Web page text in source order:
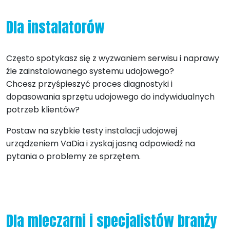
Dla instalatorów
Często spotykasz się z wyzwaniem serwisu i naprawy
źle zainstalowanego systemu udojowego?
Chcesz przyśpieszyć proces diagnostyki i
dopasowania sprzętu udojowego do indywidualnych
potrzeb klientów?
Postaw na szybkie testy instalacji udojowej
urządzeniem VaDia i zyskaj jasną odpowiedź na
pytania o problemy ze sprzętem.
Dla mleczarni i specjalistów branży